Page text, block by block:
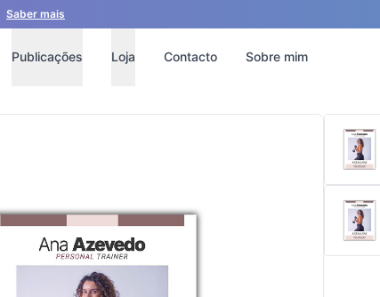
Saber mais
Publicações Loja Contacto Sobre mim